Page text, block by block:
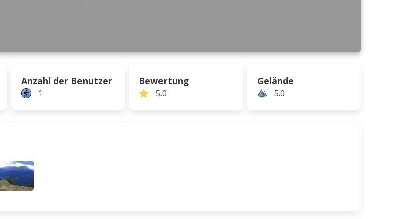
Anzahl der Benutzer
1
Bewertung
5.0
Gelände
5.0